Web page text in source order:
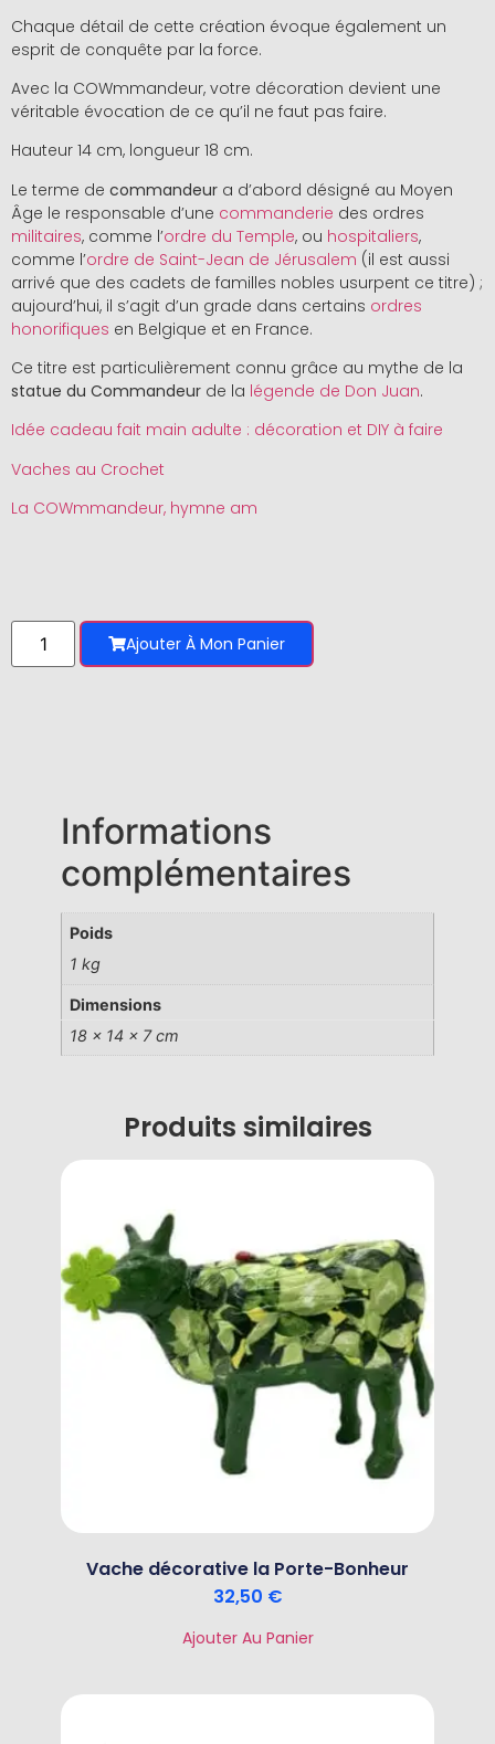
Chaque détail de cette création évoque également un
esprit de conquête par la force.
Avec la COWmmandeur, votre décoration devient une
véritable évocation de ce qu’il ne faut pas faire.
Hauteur 14 cm, longueur 18 cm.
Le terme de commandeur a d’abord désigné au Moyen
Âge le responsable d’une commanderie des ordres
militaires, comme l’ordre du Temple, ou hospitaliers,
comme l’ordre de Saint-Jean de Jérusalem (il est aussi
arrivé que des cadets de familles nobles usurpent ce titre) ;
aujourd’hui, il s’agit d’un grade dans certains ordres
honorifiques en Belgique et en France.
Ce titre est particulièrement connu grâce au mythe de la
statue du Commandeur de la légende de Don Juan.
Idée cadeau fait main adulte : décoration et DIY à faire
Vaches au Crochet
La COWmmandeur, hymne am
Ajouter À Mon Panier
Informations
complémentaires
Poids
1 kg
Dimensions
18 × 14 × 7 cm
Produits similaires
Vache décorative la Porte-Bonheur
32,50 €
Ajouter Au Panier